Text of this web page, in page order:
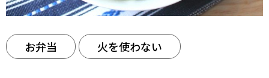
お弁当 火を使わない